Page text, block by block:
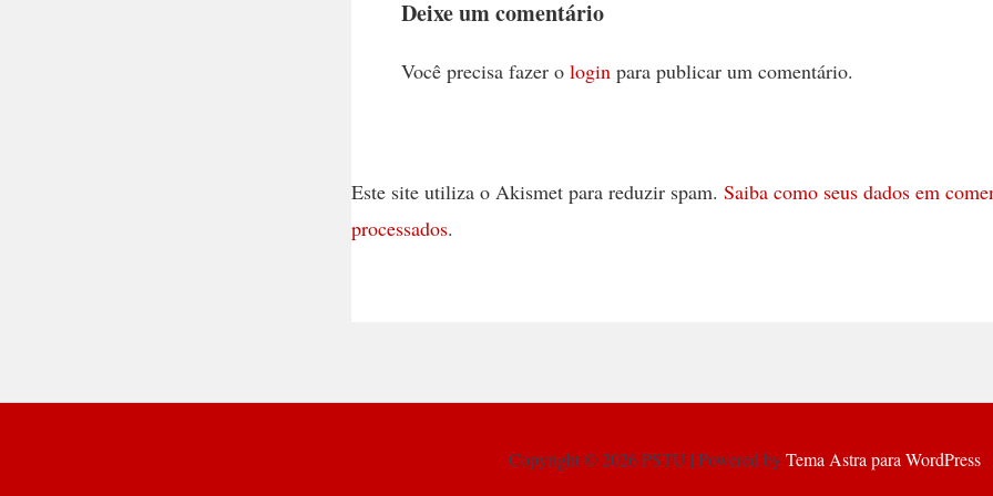
Deixe um comentário
Você precisa fazer o login para publicar um comentário.
Este site utiliza o Akismet para reduzir spam. Saiba como seus dados em
processados.
Copyright © 2026 PSTU | Powered byTema Astra para WordPress